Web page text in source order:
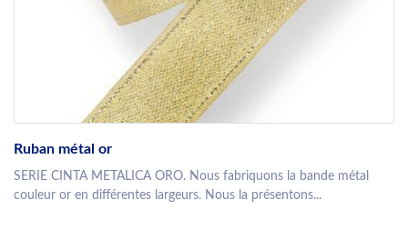
Ruban métal or
SERIE CINTA METALICA ORO. Nous fabriquons la bande métal
couleur or en différentes largeurs. Nous la présentons...